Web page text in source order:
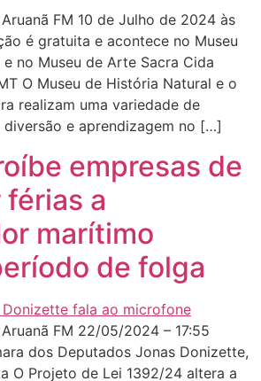
FM 10 de Julho de 2024 às
é gratuita e acontece no Museu
no Museu de Arte Sacra Cida
O Museu de História Natural e o
realizam uma variedade de
diversão e aprendizagem no […]
empresas de
a
marítimo
de folga
FM 22/05/2024 – 17:55
dos Deputados Jonas Donizette,
O Projeto de Lei 1392/24 altera a